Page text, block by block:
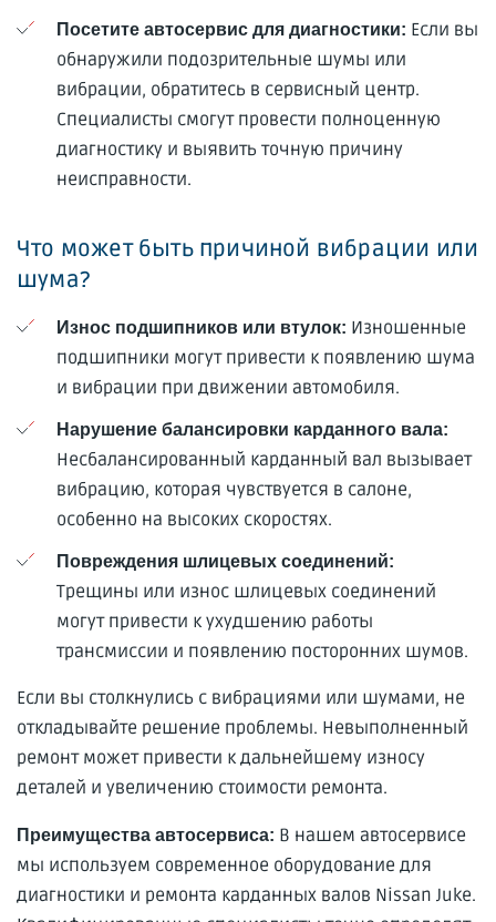
Посетите автосервис для диагностики: Если вы
обнаружили подозрительные шумы или
вибрации, обратитесь в сервисный центр.
Специалисты смогут провести полноценную
диагностику и выявить точную причину
неисправности.
Что может быть причиной вибрации или
шума?
Износ подшипников или втулок: Изношенные
подшипники могут привести к появлению шума
и вибрации при движении автомобиля.
Нарушение балансировки карданного вала:
Несбалансированный карданный вал вызывает
вибрацию, которая чувствуется в салоне,
особенно на высоких скоростях.
Повреждения шлицевых соединений:
Трещины или износ шлицевых соединений
могут привести к ухудшению работы
трансмиссии и появлению посторонних шумов.
Если вы столкнулись с вибрациями или шумами, не
откладывайте решение проблемы. Невыполненный
ремонт может привести к дальнейшему износу
деталей и увеличению стоимости ремонта.
Преимущества автосервиса: В нашем автосервисе
мы используем современное оборудование для
диагностики и ремонта карданных валов Nissan Juke.